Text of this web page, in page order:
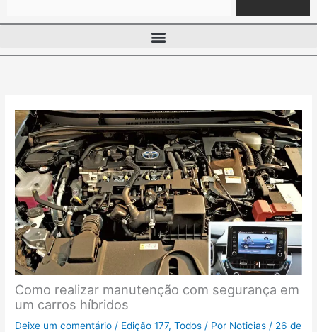
Como realizar manutenção com segurança em
um carros híbridos
Deixe um comentário / Edição 177,Todos / Por Noticias / 26 de